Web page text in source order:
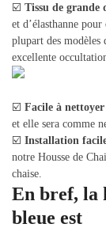
☑️ Tissu de grande
et d’élasthanne
plupart des modèles
excellente
☑️ Facile à
et elle sera comme
☑️ Installation
notre Housse de
chaise.
En bref, la
bleue est